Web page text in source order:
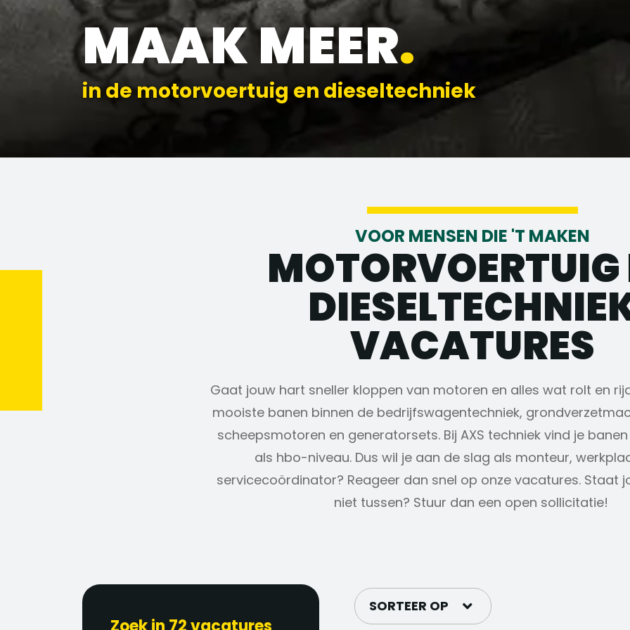
MAAK MEER.
in de motorvoertuig en dieseltechniek
VOOR MENSEN DIE 'T MAKEN
MOTORVOERTUIG
VACATURES
Gaat jouw hart sneller kloppen van motoren en alles wat rolt en
mooiste banen binnen de bedrijfswagentechniek,
scheepsmotoren en generatorsets. Bij AXS techniek vind je
als hbo-niveau. Dus wil je aan de slag als monteur,
servicecoördinator? Reageer dan snel op onze vacatures. Staat
niet tussen? Stuur dan een open sollicitatie!
SORTEER OP